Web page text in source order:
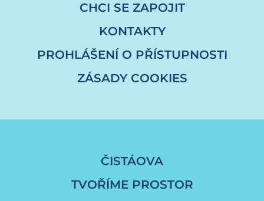
CHCI SE ZAPOJIT
KONTAKTY
PROHLÁŠENÍ O PŘÍSTUPNOSTI
ZÁSADY COOKIES
ČISTÁOVA
TVOŘÍME PROSTOR